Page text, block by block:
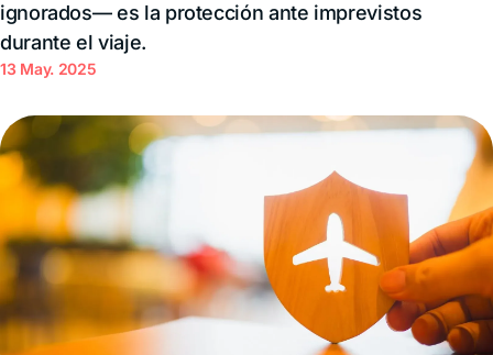
ignorados— es la protección ante imprevistos
durante el viaje.
13 May. 2025